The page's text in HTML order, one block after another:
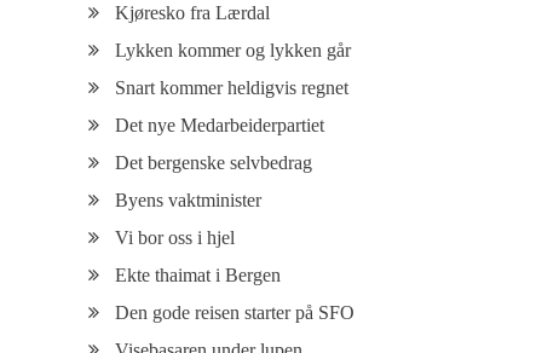
Kjøresko fra Lærdal
Lykken kommer og lykken går
Snart kommer heldigvis regnet
Det nye Medarbeiderpartiet
Det bergenske selvbedrag
Byens vaktminister
Vi bor oss i hjel
Ekte thaimat i Bergen
Den gode reisen starter på SFO